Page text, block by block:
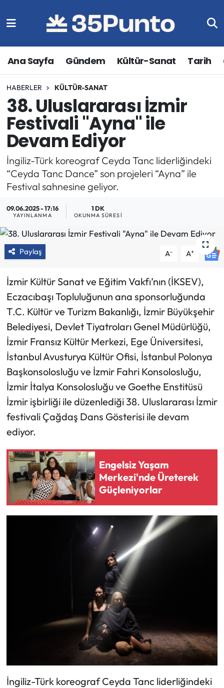
Ana Sayfa Gündem Kültür-Sanat Tarih
HABERLER KÜLTÜR-SANAT
38. Uluslararası İzmir
Festivali "Ayna" ile
Devam Ediyor
İngiliz-Türk koreograf Ceyda Tanc liderliğindeki
“Ceyda Tanc Dance” son projeleri “Ayna” ile
Festival sahnesine geliyor.
09.06.2025 - 17:16
YAYINLANMA
1 DK
OKUNMA SÜRESI
Paylaş A- A+
İzmir Kültür Sanat ve Eğitim Vakfı’nın (İKSEV),
Eczacıbaşı Topluluğunun ana sponsorluğunda
T.C. Kültür ve Turizm Bakanlığı, İzmir Büyükşehir
Belediyesi, Devlet Tiyatroları Genel Müdürlüğü,
İzmir Fransız Kültür Merkezi, Ege Üniversitesi,
İstanbul Avusturya Kültür Ofisi, İstanbul Polonya
Başkonsolosluğu ve İzmir Fahri Konsolosluğu,
İzmir İtalya Konsolosluğu ve Goethe Enstitüsü
İzmir işbirliği ile düzenlediği 38. Uluslararası İzmir
festivali Çağdaş Dans Gösterisi ile devam
ediyor.
Engelsiz Yaşam
Merkezi'nde Üreterek
Güçleniyorlar
İngiliz-Türk koreograf Ceyda Tanc liderliğindeki